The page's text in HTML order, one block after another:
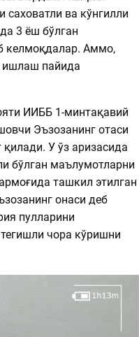
саховатли ва кўнгилли
3 ёш бўлган
келмоқдалар. Аммо,
ишлаш пайида
ИИББ 1-минтақавий
Эъзозанинг отаси
У ўз аризасида
бўлган маълумотларни
ташкил этилган
онаси деб
пулларини
чора кўришни